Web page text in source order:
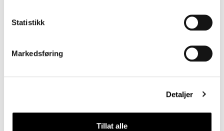
Statistikk
Markedsføring
Detaljer
Tillat alle